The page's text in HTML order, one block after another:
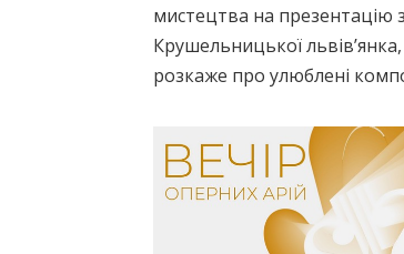
мистецтва на презентацію
Крушельницької
розкаже про улюблені